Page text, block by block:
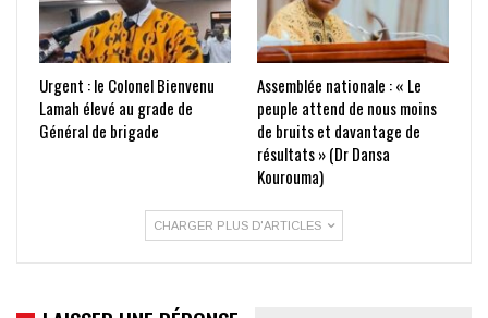
Urgent : le Colonel Bienvenu
Lamah élevé au grade de
Général de brigade
Assemblée nationale : « Le
peuple attend de nous moins
de bruits et davantage de
résultats » (Dr Dansa
Kourouma)
CHARGER PLUS D'ARTICLES